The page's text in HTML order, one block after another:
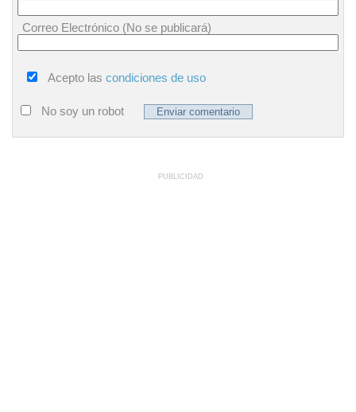
Correo Electrónico (No se publicará)
Acepto las condiciones de uso
No soy un robot
PUBLICIDAD